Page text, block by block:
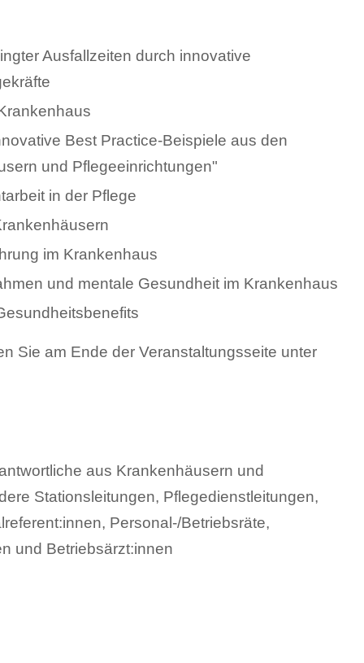
Ausfallzeiten durch innovative
Best Practice-Beispiele aus den
und Pflegeeinrichtungen"
in der Pflege
im Krankenhaus
und mentale Gesundheit im Krankenhaus
Sie am Ende der Veranstaltungsseite unter
aus Krankenhäusern und
Stationsleitungen, Pflegedienstleitungen,
Personal-/Betriebsräte,
und Betriebsärzt:innen